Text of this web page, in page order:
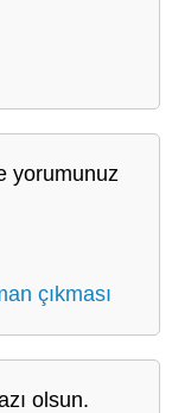
yorumunuz
çıkması
olsun.